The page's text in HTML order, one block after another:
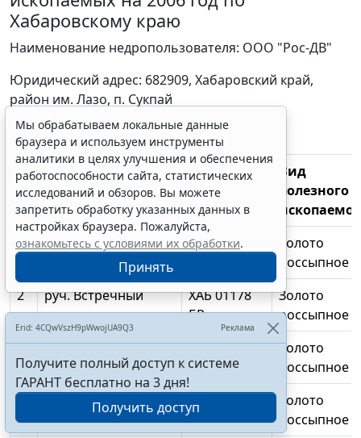
Хабаровскому краю
Наименование недропользователя: ООО "Рос-ДВ"
Юридический адрес: 682909, Хабаровский край,
район им. Лазо, п. Сукпай
ИНН: 2702092824
N
п/
п
Объект
недропользования
Реквизиты
лицензии
Вид
полезного
1
руч. Средний
ХАБ 01178
Золото
россыпное
2
руч. Встречный
ХАБ 01178
БР
Золото
россыпное
3
руч.
Промежуточный
ХАБ 01178
БР
Золото
россыпное
4
руч. Болотистый
ХАБ 01178
БР
Золото
россыпное
Мы обрабатываем локальные данные
браузера и используем инструменты
аналитики в целях улучшения и обеспечения
работоспособности сайта, статистических
исследований и обзоров. Вы можете
запретить обработку указанных данных в
настройках браузера. Пожалуйста,
ознакомьтесь с условиями их обработки.
Принять
Erid: 4CQwVszH9pWwojUA9Q3 Реклама
Получите полный доступ к системе
ГАРАНТ бесплатно на 3 дня!
Получить доступ